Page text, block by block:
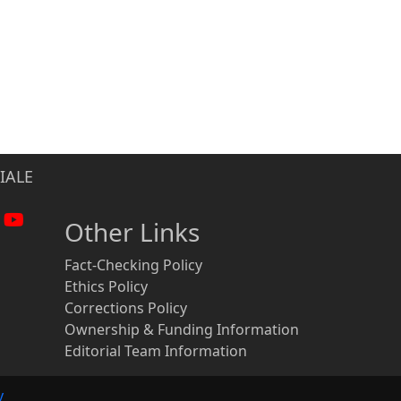
Other Links
Fact-Checking Policy
Ethics Policy
Corrections Policy
Ownership & Funding Information
Editorial Team Information